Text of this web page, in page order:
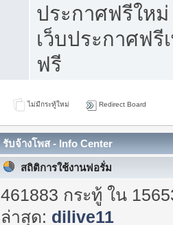
ประกาศฟรีให
เว็บประกาศฟรี
ฟรี
ไม่มีกระทู้ใหม่ Redirect Board
รับจ้างโพส - Info Center
สถิติการใช้งานฟอรั่ม
461883 กระทู้ ใน
ล่าสุด: dilive11